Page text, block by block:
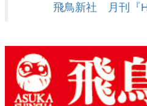
飛鳥新社 月刊『